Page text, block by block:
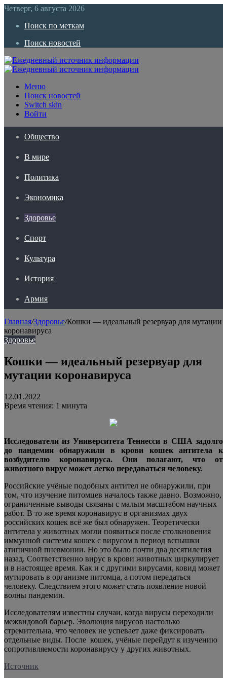
Четверг, 6 августа 2026
Поиск по меткам
Поиск новостей
Меню
Поиск новостей
Switch skin
Войти
Общество
В мире
Политика
Экономика
Здоровье
Спорт
Культура
История
Армия
Главная/Здоровье/Кошки — идеальный резервуар для мутации
коронавируса
Здоровье
Кошки — идеальный резервуар для
мутации коронавируса
12.01.2022
Время чтения: 1 минута
Исследователи из Университета Теннесси в США задолго
до пандемии обнаружили в крови кошек антитела к
возбудителю коронавируса. Они полагают, что от
животного вирус может легко передаваться человеку.
Российские учёные подобных антител не обнаружили, при
том, что изучение питомцев началось также давно. Возможно,
ограниченные выводы связаны с малым масштабом научных
работ. В то же время коронавирус в организмах двух
российских кошек всё же был обнаружен. Теоретически
антитела у животных могли появиться после столкновения
иммунной системы кошек с вирусом в период вспышки
атипичной пневмонии. Но это было почти два десятилетия
назад. Соответственно вирус в крови животных циркулирует
и в настоящее время. Как и с другими вирусами, ковид может
мутировать в организме питомца, а потом передаться
человеку. Следствием этого может стать появление новой
волны пандемии.
Исследователям известны случаи, когда вирусы переходили
межвидовой барьер. Эволюция вирусов настолько
стремительна, что человек не успевает даже фиксировать
отдельные виды. После кошек, учёные перейдут к изучению
сопротивляемости коронавирусу у других животных.
Источник